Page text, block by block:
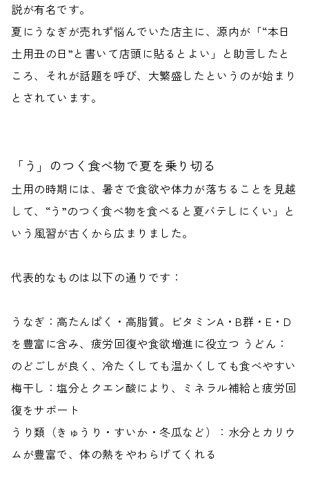
説が有名です。
夏にうなぎが売れず悩んでいた店主に、源内が「“本日
土用丑の日”と書いて店頭に貼るとよい」と助言したと
ころ、それが話題を呼び、大繁盛したというのが始まり
とされています。
「う」のつく食べ物で夏を乗り切る
土用の時期には、暑さで食欲や体力が落ちることを見越
して、“う”のつく食べ物を食べると夏バテしにくい」と
いう風習が古くから広まりました。
代表的なものは以下の通りです：
うなぎ ：高たんぱく・高脂質。ビタミンA・B群・E・D
を豊富に含み、疲労回復や食欲増進に役立つ うどん ：
のどごしが良く、冷たくしても温かくしても食べやすい
梅干し ：塩分とクエン酸により、ミネラル補給と疲労回
復をサポート
うり類 （きゅうり・すいか・冬瓜など）：水分とカリウ
ムが豊富で、体の熱をやわらげてくれる